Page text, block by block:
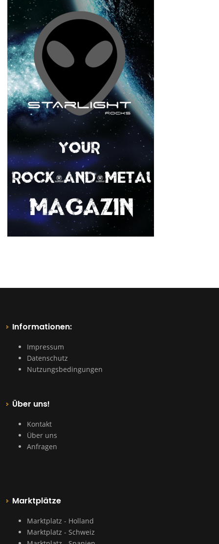
Informationen:
Impressum
Datenschutz
Nutzungsbedingungen
Über uns!
Kontakt
Über uns
Anfragen
Marktplätze
Marktplatz - Holland
Marktplatz - Schweiz